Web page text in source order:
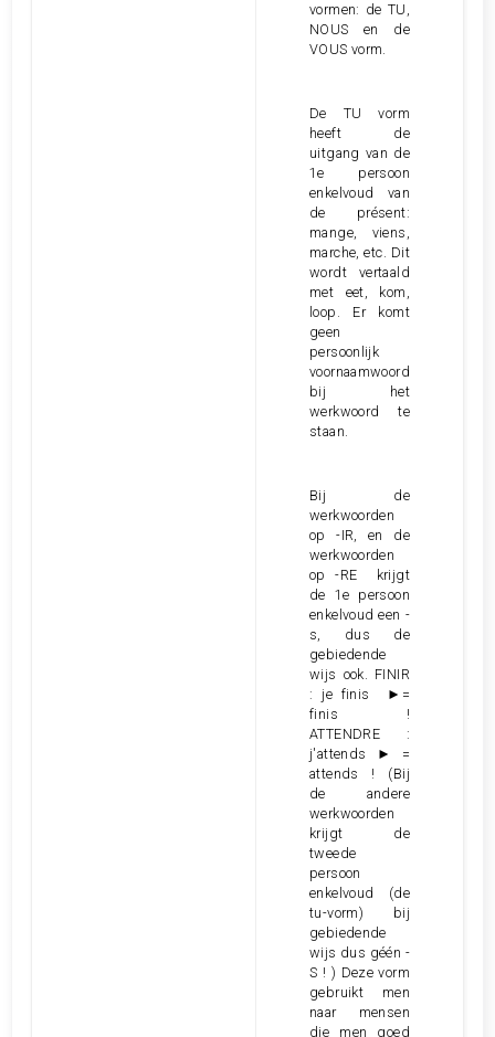
vormen: de TU,
NOUS en de
VOUS vorm.
De TU vorm
heeft de
uitgang van de
1e persoon
enkelvoud van
de présent:
mange, viens,
marche, etc. Dit
wordt vertaald
met eet, kom,
loop. Er komt
geen
persoonlijk
voornaamwoord
bij het
werkwoord te
staan.
Bij de
werkwoorden
op -IR, en de
werkwoorden
op -RE krijgt
de 1e persoon
enkelvoud een -
s, dus de
gebiedende
wijs ook. FINIR
: je finis ►=
finis !
ATTENDRE :
j'attends ► =
attends ! (Bij
de andere
werkwoorden
krijgt de
tweede
persoon
enkelvoud (de
tu-vorm) bij
gebiedende
wijs dus géén -
S ! ) Deze vorm
gebruikt men
naar mensen
die men goed